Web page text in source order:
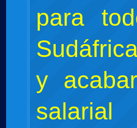
para
y
salarial